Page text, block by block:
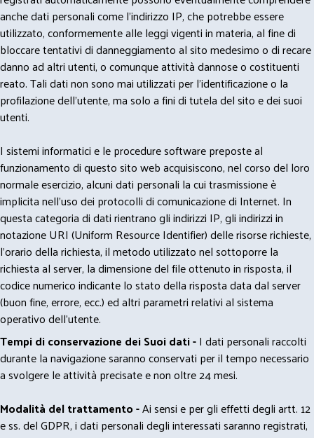
anche dati personali come l'indirizzo IP, che potrebbe essere
utilizzato, conformemente alle leggi vigenti in materia, al fine di
bloccare tentativi di danneggiamento al sito medesimo o di recare
danno ad altri utenti, o comunque attività dannose o costituenti
reato. Tali dati non sono mai utilizzati per l'identificazione o la
profilazione dell'utente, ma solo a fini di tutela del sito e dei suoi
utenti.
I sistemi informatici e le procedure software preposte al
funzionamento di questo sito web acquisiscono, nel corso del loro
normale esercizio, alcuni dati personali la cui trasmissione è
implicita nell'uso dei protocolli di comunicazione di Internet. In
questa categoria di dati rientrano gli indirizzi IP, gli indirizzi in
notazione URI (Uniform Resource Identifier) delle risorse richieste,
l'orario della richiesta, il metodo utilizzato nel sottoporre la
richiesta al server, la dimensione del file ottenuto in risposta, il
codice numerico indicante lo stato della risposta data dal server
(buon fine, errore, ecc.) ed altri parametri relativi al sistema
operativo dell'utente.
Tempi di conservazione dei Suoi dati -I dati personali raccolti
durante la navigazione saranno conservati per il tempo necessario
a svolgere le attività precisate e non oltre 24 mesi.
Modalità del trattamento -Ai sensi e per gli effetti degli artt. 12
e ss. del GDPR, i dati personali degli interessati saranno registrati,